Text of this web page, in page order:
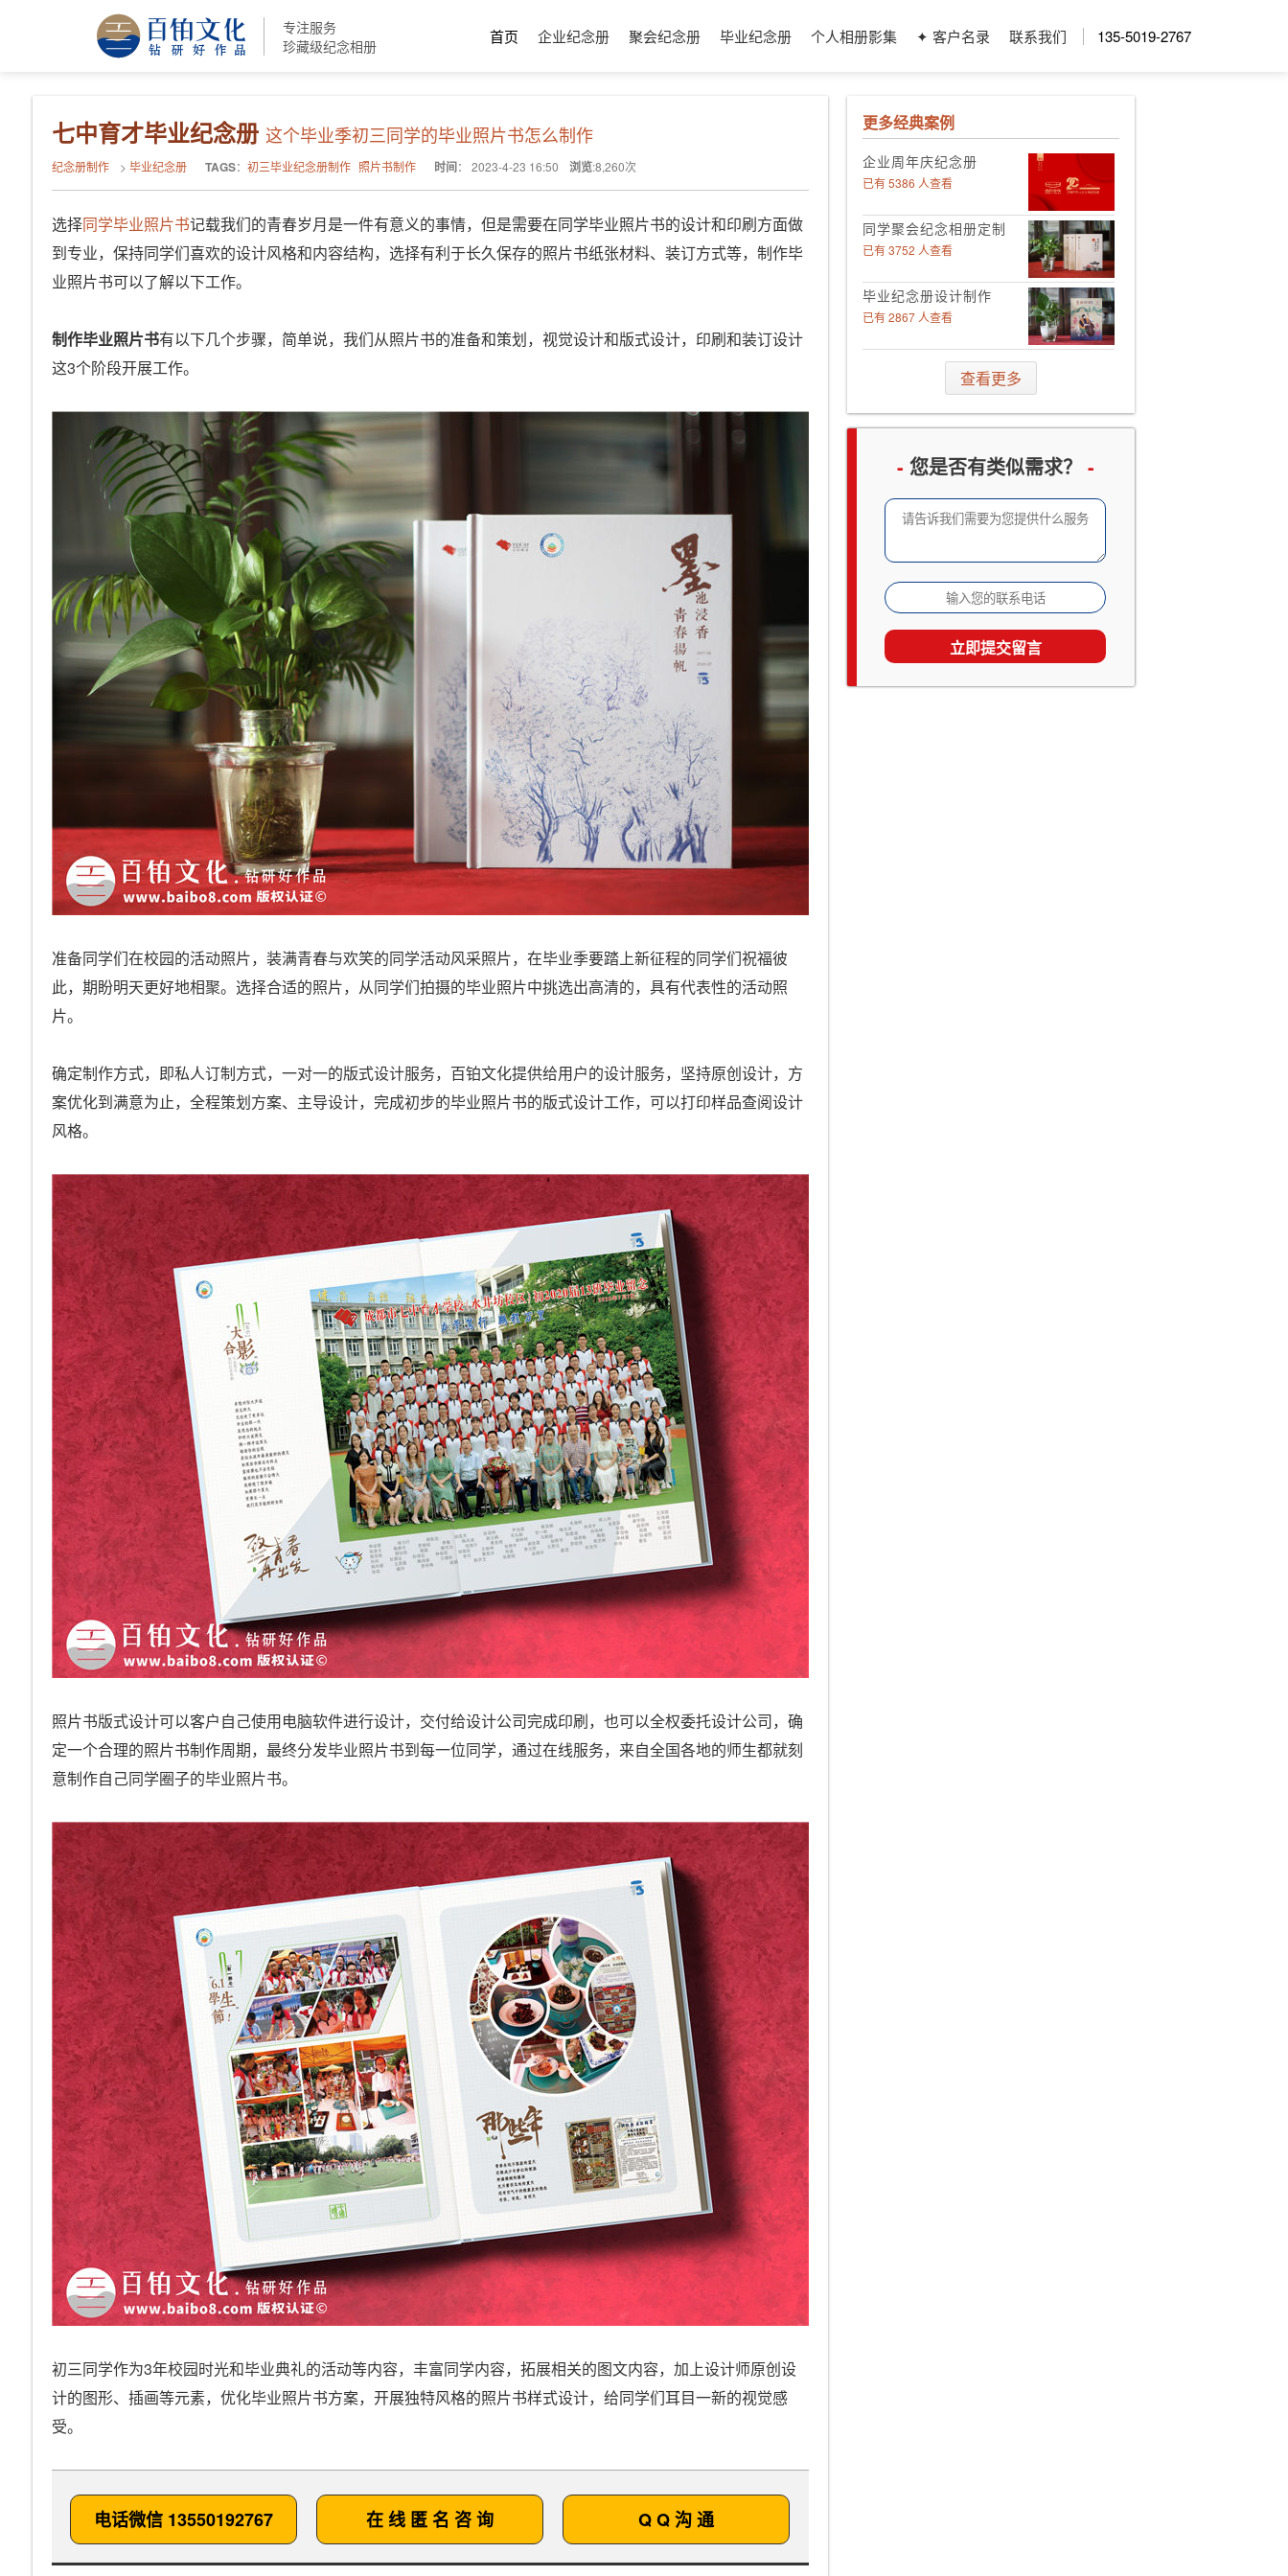
专注服务
珍藏级纪念相册
首页 企业纪念册 聚会纪念册 毕业纪念册 个人相册影集 ✦ 客户名录 联系我们 135-5019-2767
七中育才毕业纪念册 这个毕业季初三同学的毕业照片书怎么制作
纪念册制作 > 毕业纪念册 TAGS： 初三毕业纪念册制作 照片书制作 时间： 2023-4-23 16:50 浏览:8,260次
选择同学毕业照片书记载我们的青春岁月是一件有意义的事情，但是需要在同学毕业照片书的设计和印刷方面做
到专业，保持同学们喜欢的设计风格和内容结构，选择有利于长久保存的照片书纸张材料、装订方式等，制作毕
业照片书可以了解以下工作。
制作毕业照片书有以下几个步骤，简单说，我们从照片书的准备和策划，视觉设计和版式设计，印刷和装订设计
这3个阶段开展工作。
准备同学们在校园的活动照片，装满青春与欢笑的同学活动风采照片，在毕业季要踏上新征程的同学们祝福彼
此，期盼明天更好地相聚。选择合适的照片，从同学们拍摄的毕业照片中挑选出高清的，具有代表性的活动照
片。
确定制作方式，即私人订制方式，一对一的版式设计服务，百铂文化提供给用户的设计服务，坚持原创设计，方
案优化到满意为止，全程策划方案、主导设计，完成初步的毕业照片书的版式设计工作，可以打印样品查阅设计
风格。
照片书版式设计可以客户自己使用电脑软件进行设计，交付给设计公司完成印刷，也可以全权委托设计公司，确
定一个合理的照片书制作周期，最终分发毕业照片书到每一位同学，通过在线服务，来自全国各地的师生都就刻
意制作自己同学圈子的毕业照片书。
初三同学作为3年校园时光和毕业典礼的活动等内容，丰富同学内容，拓展相关的图文内容，加上设计师原创设
计的图形、插画等元素，优化毕业照片书方案，开展独特风格的照片书样式设计，给同学们耳目一新的视觉感
受。
电话微信 13550192767 在 线 匿 名 咨 询 Q Q 沟 通
更多经典案例
企业周年庆纪念册
已有 5386 人查看
同学聚会纪念相册定制
已有 3752 人查看
毕业纪念册设计制作
已有 2867 人查看
领导工作影集定制
企业邮册设计定制
成长留念及成人礼相册
已有 2533 人查看
家庭及生日相册影集
已有 1867 人查看
旅行照片书定制
已有 1538 人查看
查看更多
- 您是否有类似需求？ -